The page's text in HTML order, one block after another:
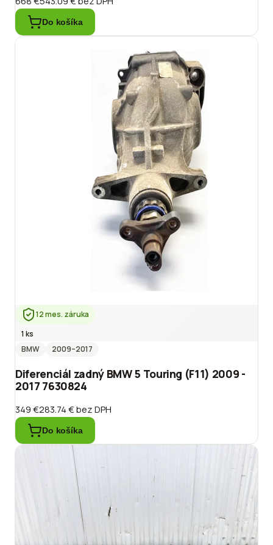
Do košíka
12 mes. záruka
1 ks
BMW
2009–2017
Diferenciál zadný BMW 5 Touring (F11) 2009 -
2017 7630824
349 €283.74 €bez DPH
Do košíka